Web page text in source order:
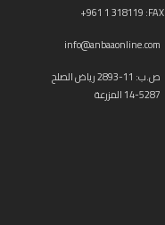
+961 1 318119 :FAX
info@anbaaonline.com
ص.ب: 11-2893 رياض الصلح
14-5287 المزرعة